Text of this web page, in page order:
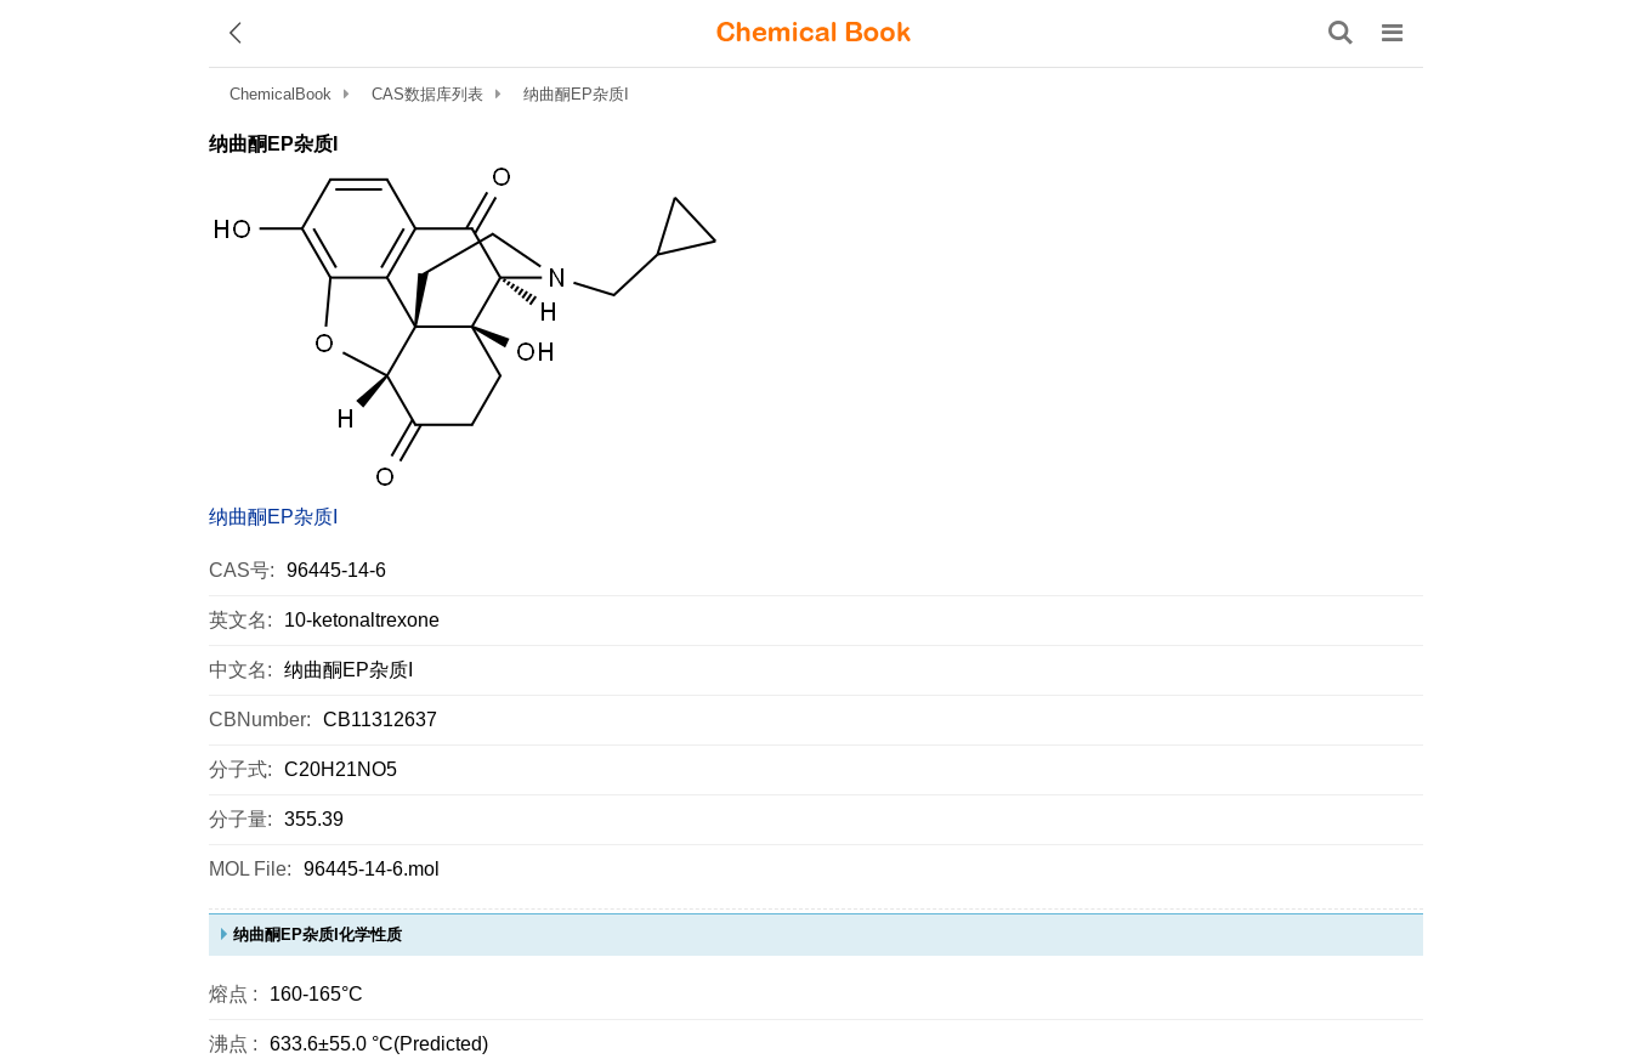
ChemicalBook CAS数据库列表 纳曲酮EP杂质I
纳曲酮EP杂质I
纳曲酮EP杂质I
CAS号: 96445-14-6
英文名: 10-ketonaltrexone
中文名: 纳曲酮EP杂质I
CBNumber: CB11312637
分子式: C20H21NO5
分子量: 355.39
MOL File: 96445-14-6.mol
纳曲酮EP杂质I化学性质
熔点 : 160-165°C
沸点 : 633.6±55.0 °C(Predicted)